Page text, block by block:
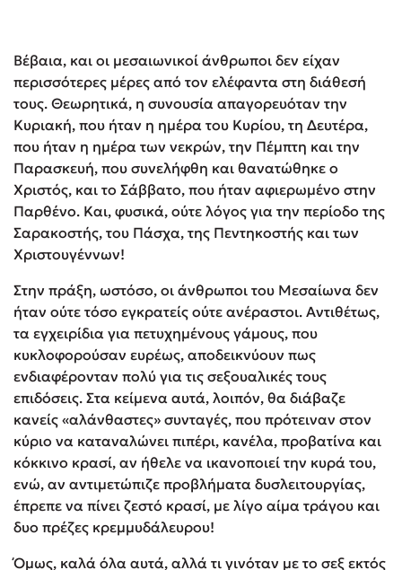
Βέβαια, και οι μεσαιωνικοί άνθρωποι δεν είχαν
περισσότερες μέρες από τον ελέφαντα στη διάθεσή
τους. Θεωρητικά, η συνουσία απαγορευόταν την
Κυριακή, που ήταν η ημέρα του Κυρίου, τη Δευτέρα,
που ήταν η ημέρα των νεκρών, την Πέμπτη και την
Παρασκευή, που συνελήφθη και θανατώθηκε ο
Χριστός, και το Σάββατο, που ήταν αφιερωμένο στην
Παρθένο. Και, φυσικά, ούτε λόγος για την περίοδο της
Σαρακοστής, του Πάσχα, της Πεντηκοστής και των
Χριστουγέννων!
Στην πράξη, ωστόσο, οι άνθρωποι του Μεσαίωνα δεν
ήταν ούτε τόσο εγκρατείς ούτε ανέραστοι. Αντιθέτως,
τα εγχειρίδια για πετυχημένους γάμους, που
κυκλοφορούσαν ευρέως, αποδεικνύουν πως
ενδιαφέρονταν πολύ για τις σεξουαλικές τους
επιδόσεις. Στα κείμενα αυτά, λοιπόν, θα διάβαζε
κανείς «αλάνθαστες» συνταγές, που πρότειναν στον
κύριο να καταναλώνει πιπέρι, κανέλα, προβατίνα και
κόκκινο κρασί, αν ήθελε να ικανοποιεί την κυρά του,
ενώ, αν αντιμετώπιζε προβλήματα δυσλειτουργίας,
έπρεπε να πίνει ζεστό κρασί, με λίγο αίμα τράγου και
δυο πρέζες κρεμμυδάλευρου!
Όμως, καλά όλα αυτά, αλλά τι γινόταν με το σεξ εκτός